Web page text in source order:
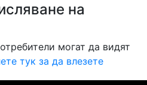
на
могат да видят
тук за да влезете